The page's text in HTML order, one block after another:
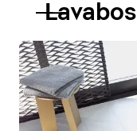
Lavabos